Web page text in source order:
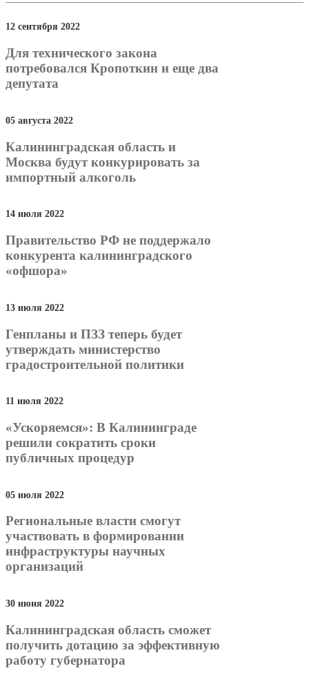
12 сентября 2022
Для технического закона
потребовался Кропоткин и еще два
депутата
05 августа 2022
Калининградская область и
Москва будут конкурировать за
импортный алкоголь
14 июля 2022
Правительство РФ не поддержало
конкурента калининградского
«офшора»
13 июля 2022
Генпланы и ПЗЗ теперь будет
утверждать министерство
градостроительной политики
11 июля 2022
«Ускоряемся»: В Калининграде
решили сократить сроки
публичных процедур
05 июля 2022
Региональные власти смогут
участвовать в формировании
инфраструктуры научных
организаций
30 июня 2022
Калининградская область сможет
получить дотацию за эффективную
работу губернатора